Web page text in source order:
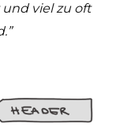
viel zu oft